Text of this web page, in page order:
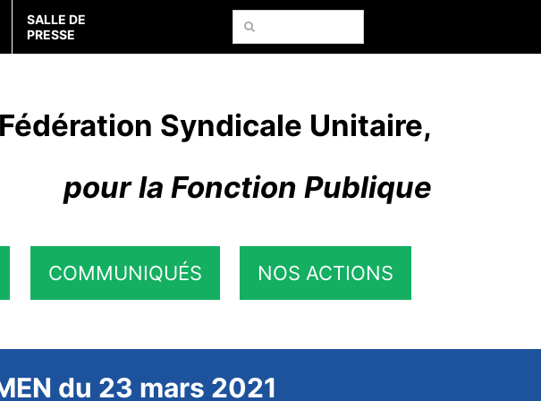
SALLE DE
PRESSE
Rechercher:
Syndicale Unitaire,
pour la Fonction Publique
COMMUNIQUÉS NOS ACTIONS
du 23 mars 2021